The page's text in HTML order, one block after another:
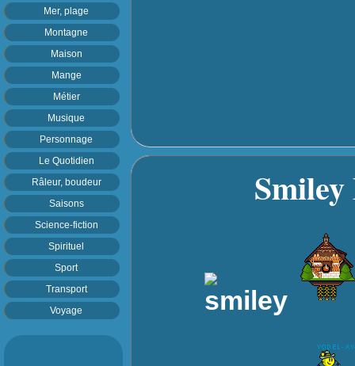
Mer, plage
Montagne
Maison
Mange
Métier
Musique
Personnage
Le Quotidien
Râleur, boudeur
Saisons
Science-fiction
Spirituel
Sport
Transport
Voyage
Smiley